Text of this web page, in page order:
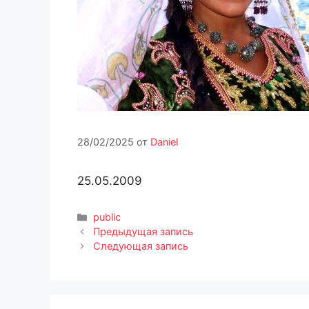
28/02/2025 от Daniel
25.05.2009
Рубрики
public
Предыдущая запись
Следующая запись